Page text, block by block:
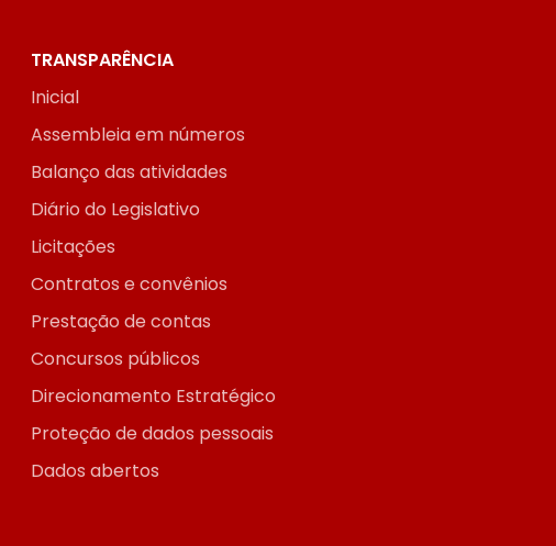
TRANSPARÊNCIA
Inicial
Assembleia em números
Balanço das atividades
Diário do Legislativo
Licitações
Contratos e convênios
Prestação de contas
Concursos públicos
Direcionamento Estratégico
Proteção de dados pessoais
Dados abertos